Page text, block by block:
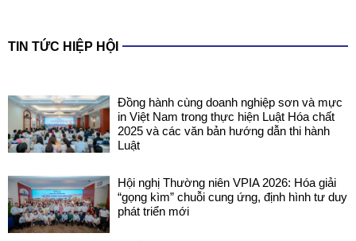
TIN TỨC HIỆP HỘI
Đồng hành cùng doanh nghiệp sơn và mực
in Việt Nam trong thực hiện Luật Hóa chất
2025 và các văn bản hướng dẫn thi hành
Luật
Hội nghị Thường niên VPIA 2026: Hóa giải
“gọng kìm” chuỗi cung ứng, định hình tư duy
phát triển mới